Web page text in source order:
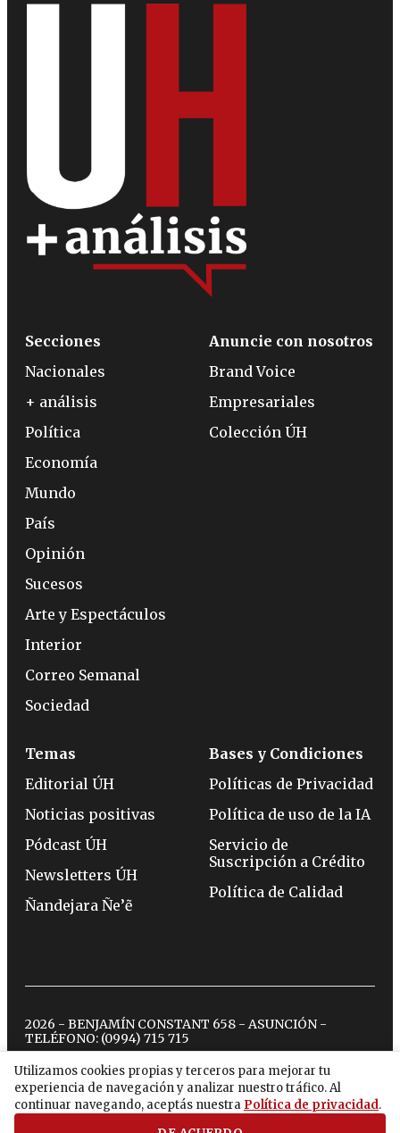
Utilizamos cookies propias y terceros para mejorar tu
experiencia de navegación y analizar nuestro tráfico. Al
continuar navegando, aceptás nuestra Política de privacidad.
Secciones
Nacionales
+ análisis
Política
Economía
Mundo
País
Opinión
Sucesos
Arte y Espectáculos
Interior
Correo Semanal
Sociedad
Anuncie con nosotros
Brand Voice
Empresariales
Colección ÚH
Temas
Editorial ÚH
Noticias positivas
Pódcast ÚH
Newsletters ÚH
Ñandejara Ñe’ẽ
Bases y Condiciones
Políticas de Privacidad
Política de uso de la IA
Servicio de
Suscripción a Crédito
Política de Calidad
2026 - BENJAMÍN CONSTANT 658 - ASUNCIÓN -
TELÉFONO: (0994) 715 715
twitterinstagram
facebook
tiktokyoutubespotify